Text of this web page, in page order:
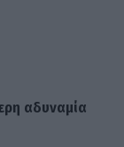
αδυναμία